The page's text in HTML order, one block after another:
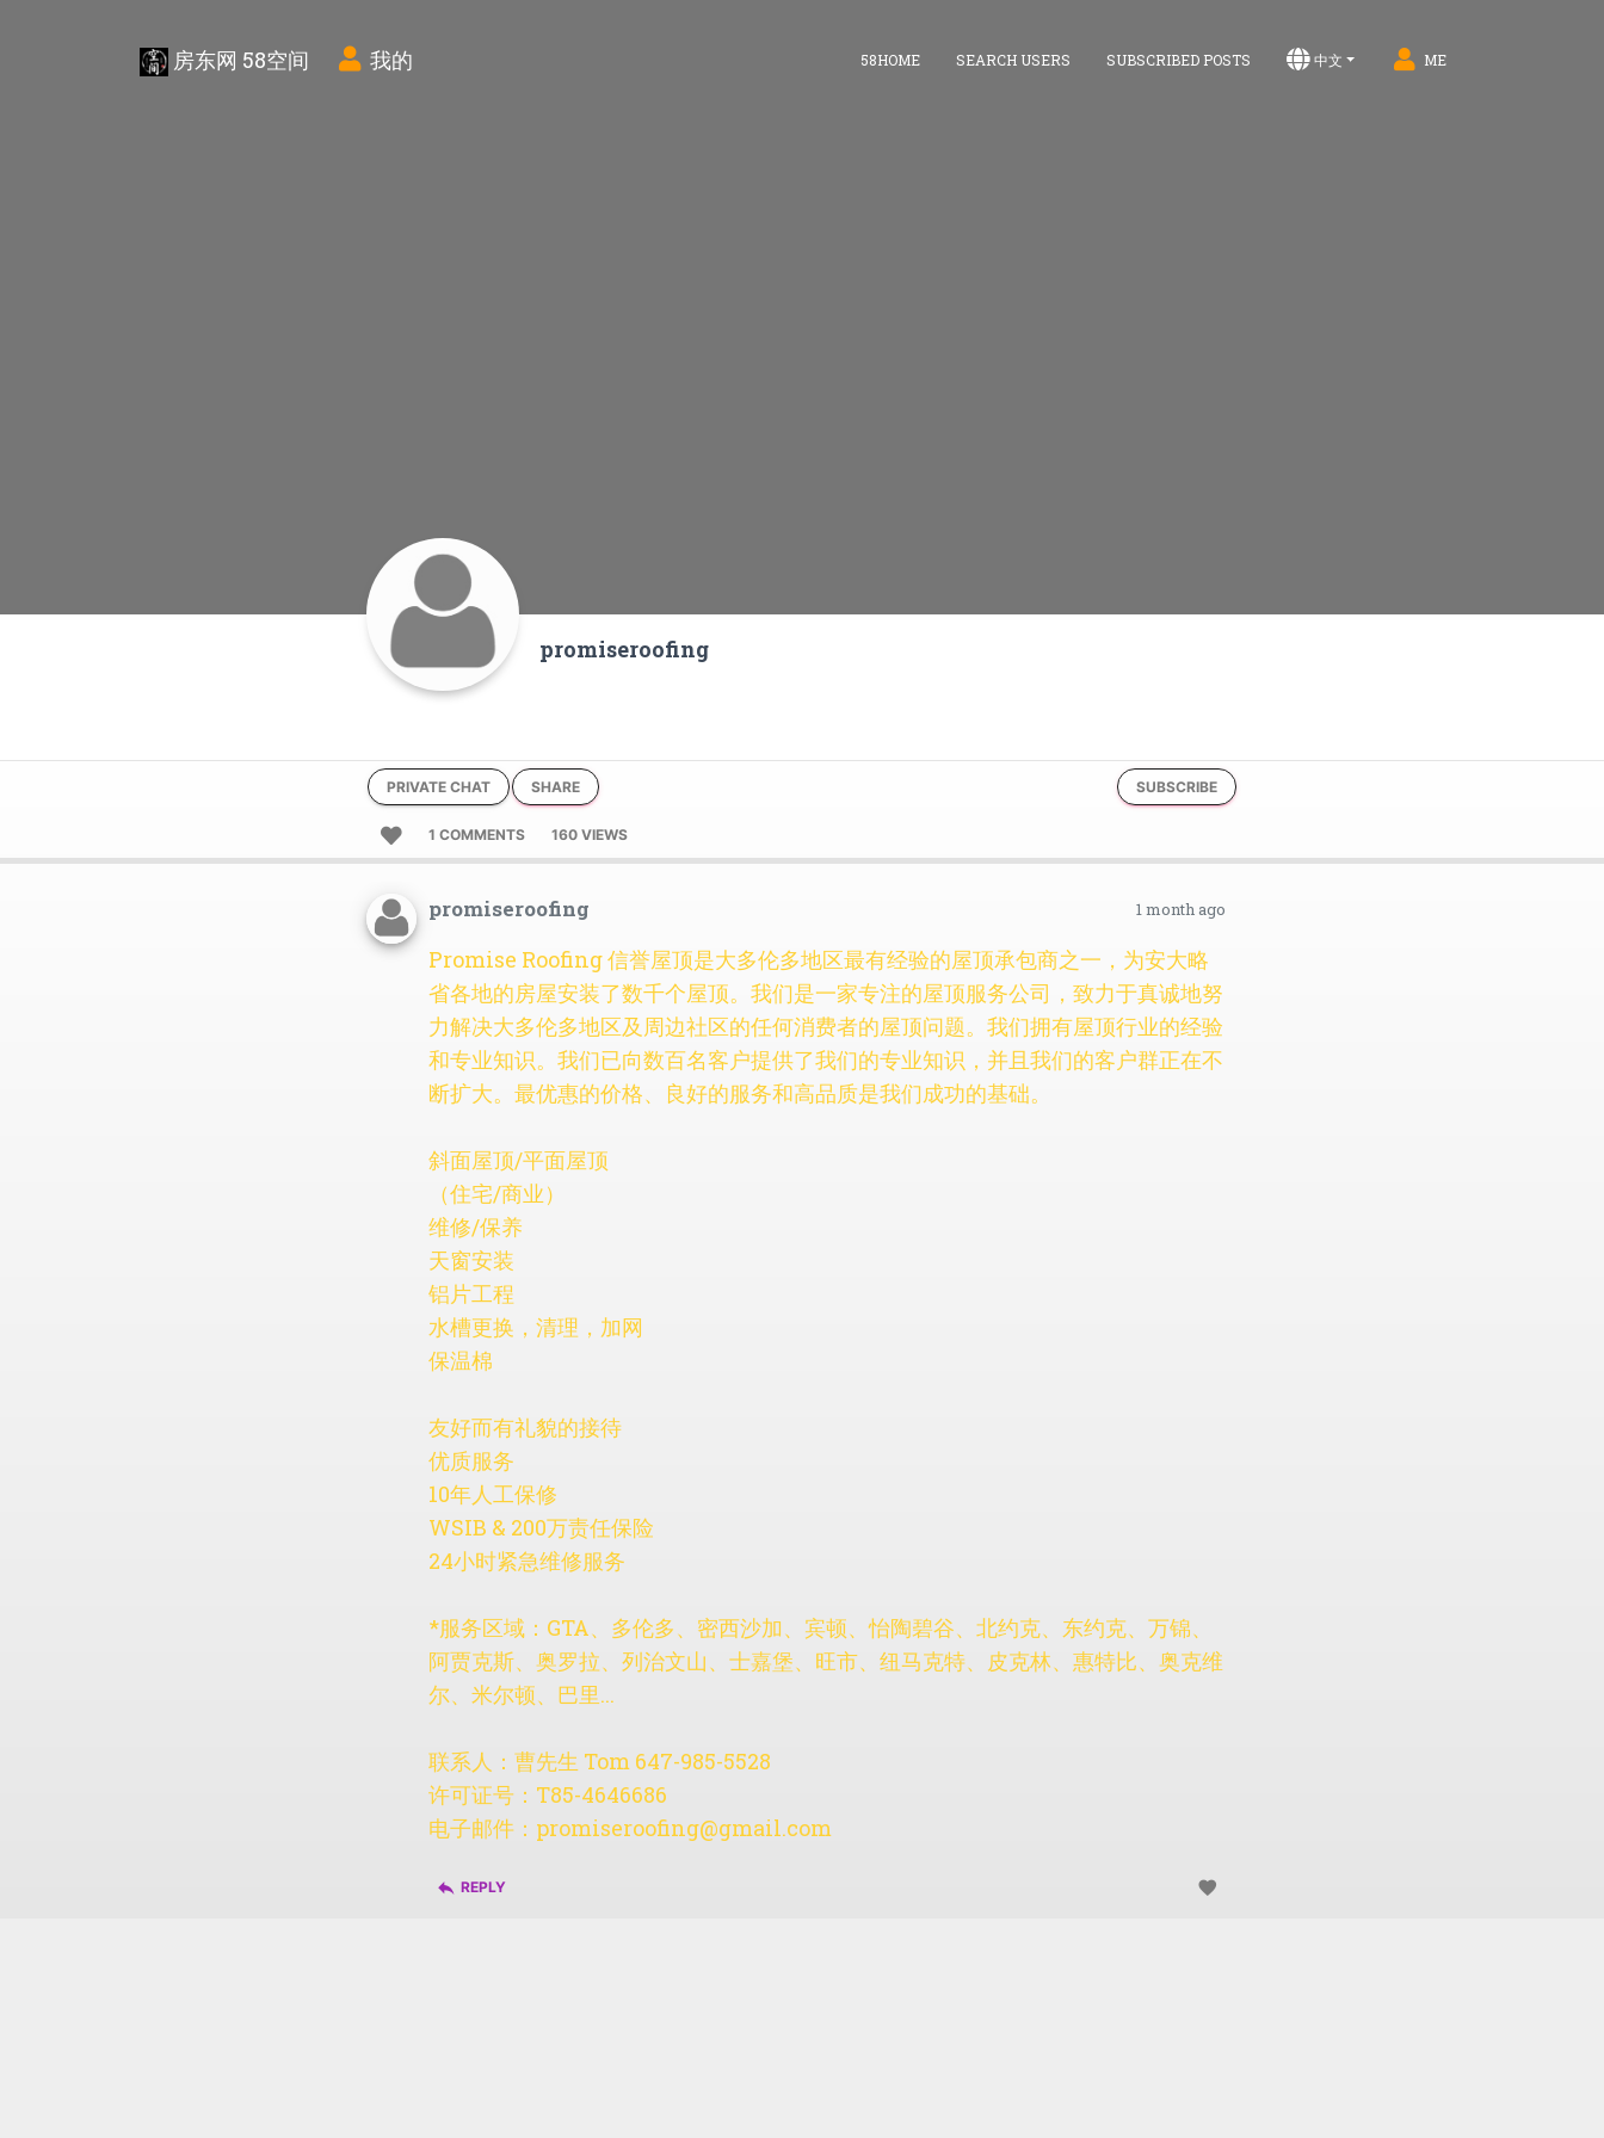
房东网 58空间 我的 58HOME SEARCH USERS SUBSCRIBED POSTS 中文 ME
promiseroofing
PRIVATE CHAT SHARE SUBSCRIBE
1 COMMENTS 160 VIEWS
promiseroofing 1 month ago
Promise Roofing 信誉屋顶是大多伦多地区最有经验的屋顶承包商之一，为安大略
省各地的房屋安装了数千个屋顶。我们是一家专注的屋顶服务公司，致力于真诚地努
力解决大多伦多地区及周边社区的任何消费者的屋顶问题。我们拥有屋顶行业的经验
和专业知识。我们已向数百名客户提供了我们的专业知识，并且我们的客户群正在不
断扩大。最优惠的价格、良好的服务和高品质是我们成功的基础。
斜面屋顶/平面屋顶
（住宅/商业）
维修/保养
天窗安装
铝片工程
水槽更换，清理，加网
保温棉
友好而有礼貌的接待
优质服务
10年人工保修
WSIB & 200万责任保险
24小时紧急维修服务
*服务区域：GTA、多伦多、密西沙加、宾顿、怡陶碧谷、北约克、东约克、万锦、
阿贾克斯、奥罗拉、列治文山、士嘉堡、旺市、纽马克特、皮克林、惠特比、奥克维
尔、米尔顿、巴里...
联系人：曹先生 Tom 647-985-5528
许可证号：T85-4646686
电子邮件： promiseroofing@gmail.com
reply REPLY favorite